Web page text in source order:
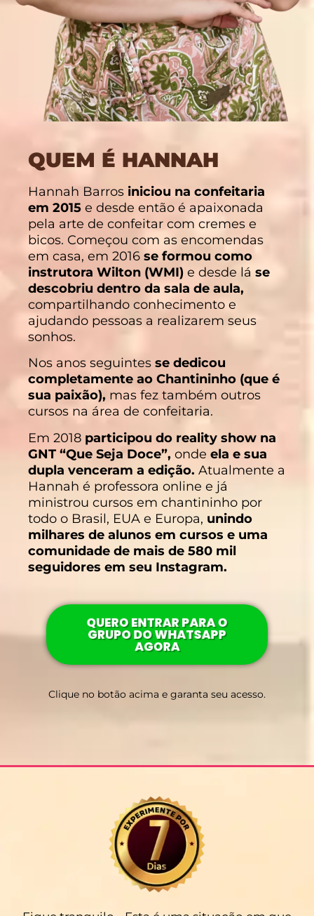
QUEM É HANNAH
Hannah Barros iniciou na confeitaria
em 2015 e desde então é apaixonada
pela arte de confeitar com cremes e
bicos. Começou com as encomendas
em casa, em 2016 se formou como
instrutora Wilton (WMI) e desde lá se
descobriu dentro da sala de aula,
compartilhando conhecimento e
ajudando pessoas a realizarem seus
sonhos.
Nos anos seguintes se dedicou
completamente ao Chantininho (que é
sua paixão), mas fez também outros
cursos na área de confeitaria.
Em 2018 participou do reality show na
GNT “Que Seja Doce”, onde ela e sua
dupla venceram a edição. Atualmente a
Hannah é professora online e já
ministrou cursos em chantininho por
todo o Brasil, EUA e Europa, unindo
milhares de alunos em cursos e uma
comunidade de mais de 580 mil
seguidores em seu Instagram.
QUERO ENTRAR PARA O
GRUPO DO WHATSAPP
AGORA
Clique no botão acima e garanta seu acesso.